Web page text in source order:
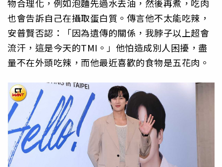
物合理化，例如泡麵先過水去油，然後再煮，吃肉
也會告訴自己在攝取蛋白質。傳言他不太能吃辣，
安普賢否認：「因為遺傳的關係，我脖子以上超會
流汗，這是今天的TMI。」他怕造成別人困擾，盡
量不在外頭吃辣，而他最近喜歡的食物是五花肉。